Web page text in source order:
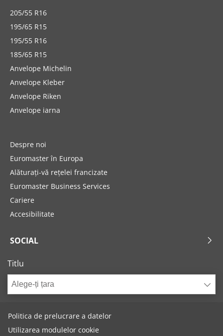
205/55 R16
195/65 R15
195/55 R16
185/65 R15
Anvelope Michelin
Anvelope Kleber
Anvelope Riken
Anvelope iarna
Despre noi
Euromaster în Europa
Alăturați-vă rețelei francizate
Euromaster Business Services
Cariere
Accesibilitate
SOCIAL
Titlu
Alege-ți țara
Politica de prelucrare a datelor
Utilizarea modulelor cookie